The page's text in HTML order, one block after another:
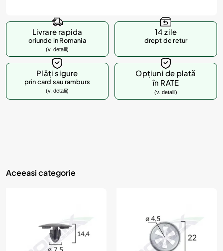
r
d
Livrare rapida
oriunde in Romania
(v. detalii)
14 zile
drept de retur
Plăți sigure
prin card sau ramburs
(v. detalii)
Opțiuni de plată
în RATE
(v. detalii)
Aceeasi categorie